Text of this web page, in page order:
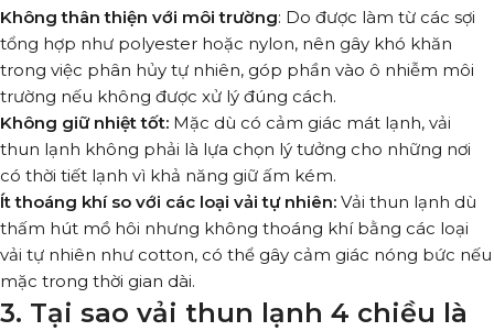
Không thân thiện với môi trường: Do được làm từ các sợi
tổng hợp như polyester hoặc nylon, nên gây khó khăn
trong việc phân hủy tự nhiên, góp phần vào ô nhiễm môi
trường nếu không được xử lý đúng cách.
Không giữ nhiệt tốt: Mặc dù có cảm giác mát lạnh, vải
thun lạnh không phải là lựa chọn lý tưởng cho những nơi
có thời tiết lạnh vì khả năng giữ ấm kém.
Ít thoáng khí so với các loại vải tự nhiên: Vải thun lạnh dù
thấm hút mồ hôi nhưng không thoáng khí bằng các loại
vải tự nhiên như cotton, có thể gây cảm giác nóng bức nếu
mặc trong thời gian dài.
3. Tại sao vải thun lạnh 4 chiều là